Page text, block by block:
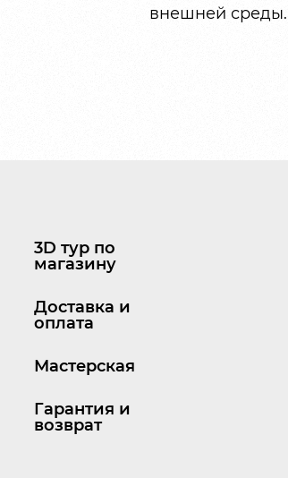
внешней среды.
3D тур по
магазину
Доставка и
оплата
Мастерская
Гарантия и
возврат